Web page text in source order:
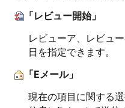
「レビュー開始」
レビューア、レビュ
日を指定できます。
「Eメール」
現在の項目に関する